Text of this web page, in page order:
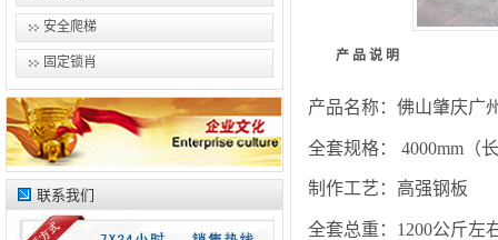
产 品 说 明
产品名称：佛山肇庆广
全套规格： 4000mm（
制作工艺：高强钢板
全套总重：1200公斤左
安全爬梯
固定锁肖
联系我们